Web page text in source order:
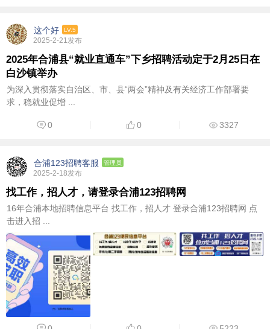
这个好 LV.5
2025-2-21发布
2025年合浦县“就业直通车”下乡招聘活动定于2月25日在
白沙镇举办
为深入贯彻落实自治区、市、县“两会”精神及有关经济工作部署要
求，稳就业促增 ...
0 0 3327
合浦123招聘客服 管理员
2025-2-18发布
找工作，招人才，请登录合浦123招聘网
16年合浦本地招聘信息平台 找工作，招人才 登录合浦123招聘网 点
击进入招 ...